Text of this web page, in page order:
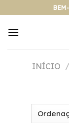
para
INÍCIO /